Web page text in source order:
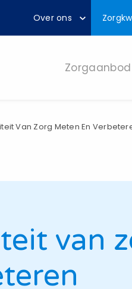
Top
menu
Over ons
Zorgaanbod
Van Zorg Meten En
van